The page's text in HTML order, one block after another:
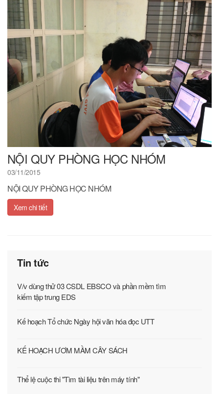
NỘI QUY PHÒNG HỌC NHÓM
03/11/2015
NỘI QUY PHÒNG HỌC NHÓM
Xem chi tiết
Tin tức
V/v dùng thử 03 CSDL EBSCO và phần mềm tìm
kiếm tập trung EDS
Kế hoạch Tổ chức Ngày hội văn hóa đọc UTT
KẾ HOẠCH ƯƠM MẦM CÂY SÁCH
Thể lệ cuộc thi "Tìm tài liệu trên máy tính"